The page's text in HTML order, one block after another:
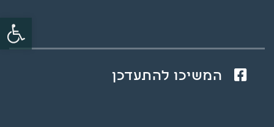
פתח
המשיכו להתעדכן